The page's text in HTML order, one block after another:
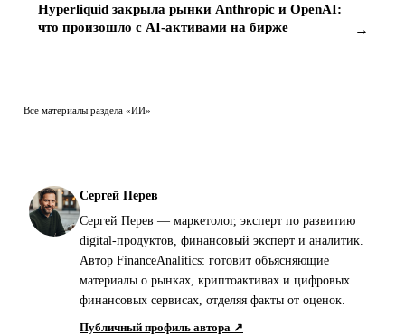
Hyperliquid закрыла рынки Anthropic и OpenAI:
что произошло с AI-активами на бирже
→
Все материалы раздела «ИИ»
Сергей Перев
Сергей Перев — маркетолог, эксперт по развитию
digital-продуктов, финансовый эксперт и аналитик.
Автор FinanceAnalitics: готовит объясняющие
материалы о рынках, криптоактивах и цифровых
финансовых сервисах, отделяя факты от оценок.
Публичный профиль автора ↗